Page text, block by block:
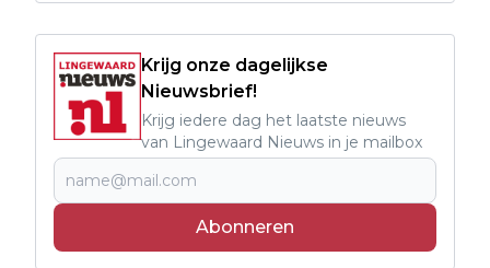
Krijg onze dagelijkse
Nieuwsbrief!
Krijg iedere dag het laatste nieuws
van Lingewaard Nieuws in je mailbox
Abonneren